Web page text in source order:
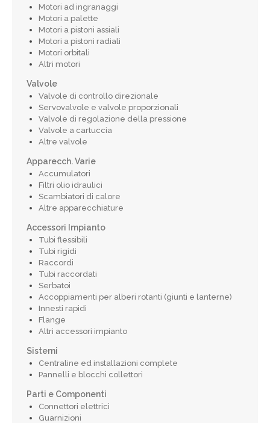
Motori ad ingranaggi
Motori a palette
Motori a pistoni assiali
Motori a pistoni radiali
Motori orbitali
Altri motori
Valvole
Valvole di controllo direzionale
Servovalvole e valvole proporzionali
Valvole di regolazione della pressione
Valvole a cartuccia
Altre valvole
Apparecch. Varie
Accumulatori
Filtri olio idraulici
Scambiatori di calore
Altre apparecchiature
Accessori Impianto
Tubi flessibili
Tubi rigidi
Raccordi
Tubi raccordati
Serbatoi
Accoppiamenti per alberi rotanti (giunti e lanterne)
Innesti rapidi
Flange
Altri accessori impianto
Sistemi
Centraline ed installazioni complete
Pannelli e blocchi collettori
Parti e Componenti
Connettori elettrici
Guarnizioni